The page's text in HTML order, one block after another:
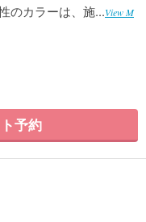
のカラーは、施...View M
予約